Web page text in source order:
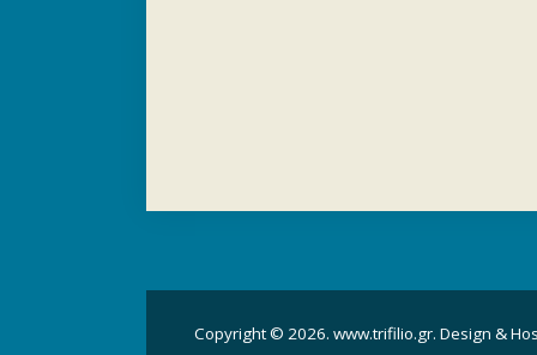
Copyright © 2026. www.trifilio.gr. Design &